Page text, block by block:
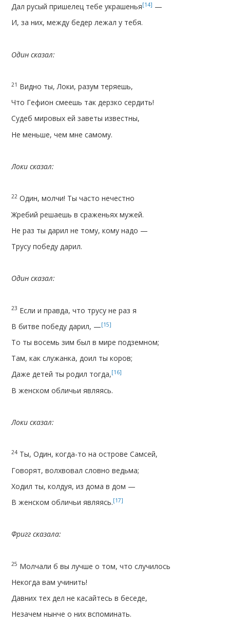
Дал русый пришелец тебе украшенья[14] —
И, за них, между бедер лежал у тебя.
Один сказал:
21 Видно ты, Локи, разум теряешь,
Что Гефион смеешь так дерзко сердить!
Судеб мировых ей заветы известны,
Не меньше, чем мне самому.
Локи сказал:
22 Один, молчи! Ты часто нечестно
Жребий решаешь в сраженьях мужей.
Не раз ты дарил не тому, кому надо —
Трусу победу дарил.
Один сказал:
23 Если и правда, что трусу не раз я
В битве победу дарил, —[15]
То ты восемь зим был в мире подземном;
Там, как служанка, доил ты коров;
Даже детей ты родил тогда,[16]
В женском обличьи являясь.
Локи сказал:
24 Ты, Один, когда-то на острове Самсей,
Говорят, волхвовал словно ведьма;
Ходил ты, колдуя, из дома в дом —
В женском обличьи являясь.[17]
Фригг сказала:
25 Молчали б вы лучше о том, что случилось
Некогда вам учинить!
Давних тех дел не касайтесь в беседе,
Незачем нынче о них вспоминать.